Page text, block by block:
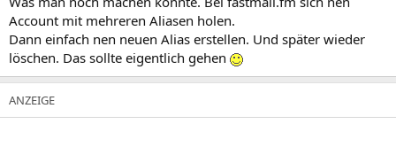
Account mit mehreren Aliasen holen.
Dann einfach nen neuen Alias erstellen. Und später wieder
löschen. Das sollte eigentlich gehen